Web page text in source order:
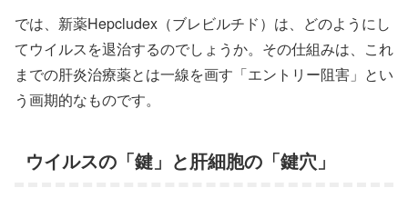
では、新薬Hepcludex（ブレビルチド）は、どのようにし
てウイルスを退治するのでしょうか。その仕組みは、これ
までの肝炎治療薬とは一線を画す「エントリー阻害」とい
う画期的なものです。
ウイルスの「鍵」と肝細胞の「鍵穴」